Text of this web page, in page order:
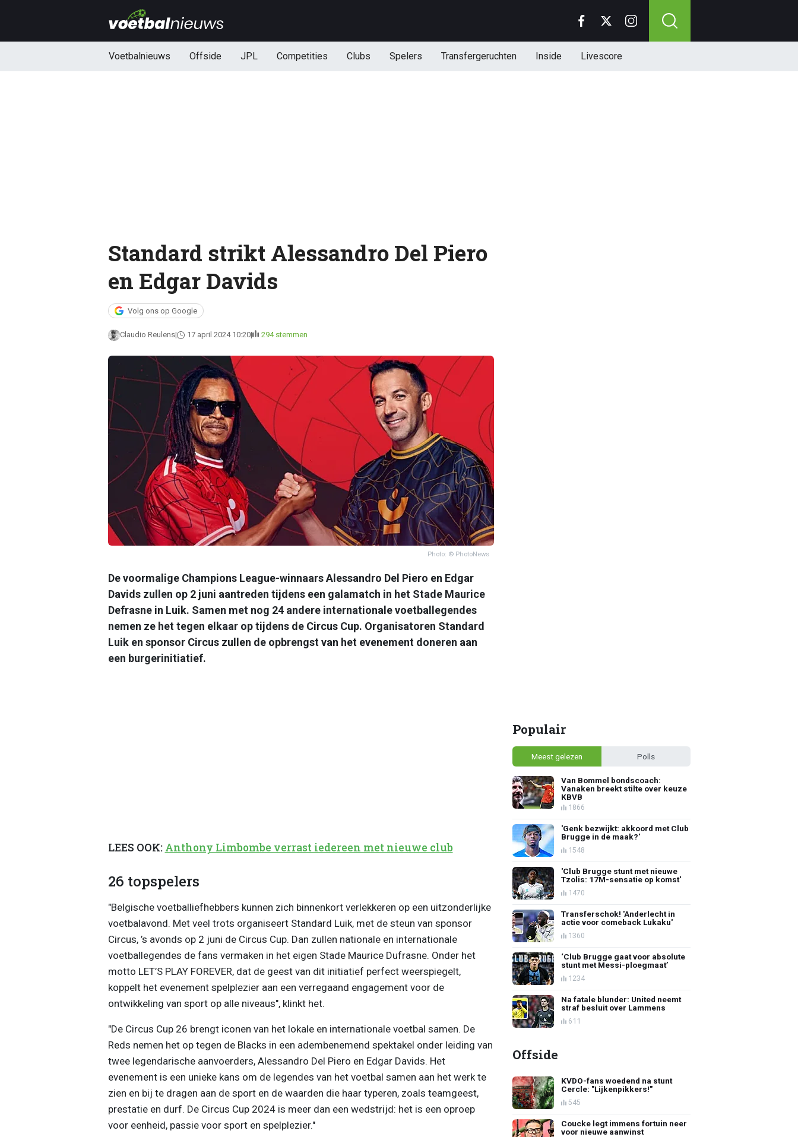
Voetbalnieuws Offside JPL Competities Clubs Spelers Transfergeruchten Inside Livescore
Standard strikt Alessandro Del Piero
en Edgar Davids
Volg ons op Google
Claudio Reulens 17 april 2024 10:20 294 stemmen
Photo: © PhotoNews
De voormalige Champions League-winnaars Alessandro Del Piero en Edgar
Davids zullen op 2 juni aantreden tijdens een galamatch in het Stade Maurice
Defrasne in Luik. Samen met nog 24 andere internationale voetballegendes
nemen ze het tegen elkaar op tijdens de Circus Cup. Organisatoren Standard
Luik en sponsor Circus zullen de opbrengst van het evenement doneren aan
een burgerinitiatief.
LEES OOK: Anthony Limbombe verrast iedereen met nieuwe club
26 topspelers
"Belgische voetballiefhebbers kunnen zich binnenkort verlekkeren op een uitzonderlijke
voetbalavond. Met veel trots organiseert Standard Luik, met de steun van sponsor
Circus, ’s avonds op 2 juni de Circus Cup. Dan zullen nationale en internationale
voetballegendes de fans vermaken in het eigen Stade Maurice Dufrasne. Onder het
motto LET’S PLAY FOREVER, dat de geest van dit initiatief perfect weerspiegelt,
koppelt het evenement spelplezier aan een verregaand engagement voor de
ontwikkeling van sport op alle niveaus", klinkt het.
"De Circus Cup 26 brengt iconen van het lokale en internationale voetbal samen. De
Reds nemen het op tegen de Blacks in een adembenemend spektakel onder leiding van
twee legendarische aanvoerders, Alessandro Del Piero en Edgar Davids. Het
evenement is een unieke kans om de legendes van het voetbal samen aan het werk te
zien en bij te dragen aan de sport en de waarden die haar typeren, zoals teamgeest,
prestatie en durf. De Circus Cup 2024 is meer dan een wedstrijd: het is een oproep
voor eenheid, passie voor sport en spelplezier."
Populair
Meest gelezen Polls
Van Bommel bondscoach:
Vanaken breekt stilte over keuze
KBVB
1866
'Genk bezwijkt: akkoord met Club
Brugge in de maak?'
1548
'Club Brugge stunt met nieuwe
Tzolis: 17M-sensatie op komst'
1470
Transferschok! 'Anderlecht in
actie voor comeback Lukaku'
1360
‘Club Brugge gaat voor absolute
stunt met Messi-ploegmaat’
1234
Na fatale blunder: United neemt
straf besluit over Lammens
611
Offside
KVDO-fans woedend na stunt
Cercle: "Lijkenpikkers!"
545
Coucke legt immens fortuin neer
voor nieuwe aanwinst